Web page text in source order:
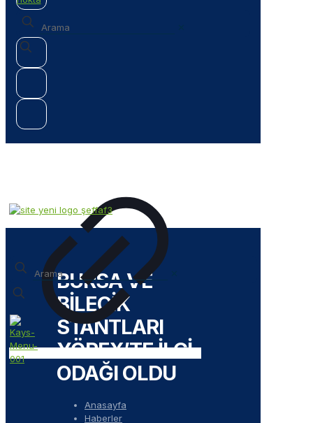
BURSA VE
BİLECİK
STANTLARI
YÖREX’TE İLGİ
ODAĞI OLDU
Anasayfa
Haberler